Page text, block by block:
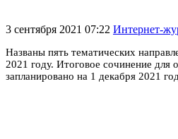
3 сентября 2021 07:22 Интернет-
Названы пять тематических
2021 году. Итоговое сочинение для
запланировано на 1 декабря 2021